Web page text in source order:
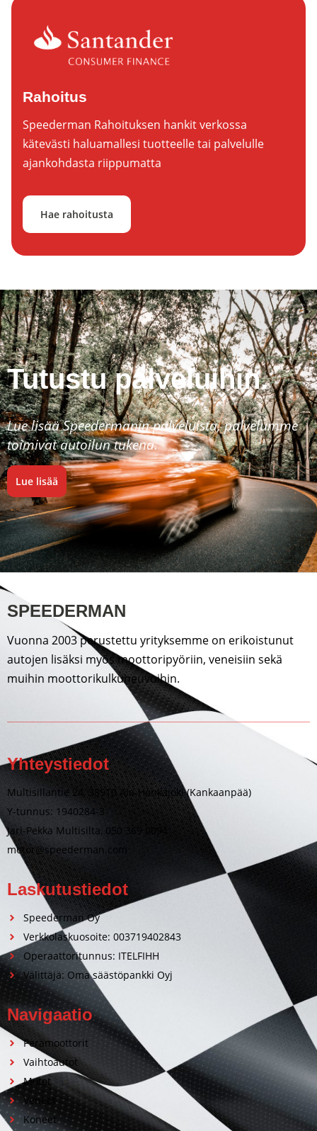
Rahoitus
Speederman Rahoituksen hankit verkossa
kätevästi haluamallesi tuotteelle tai palvelulle
ajankohdasta riippumatta
Hae rahoitusta
Tutustu palveluihin.
Lue lisää Speedermanin palveluista, palvelumme
toimivat autoilun tukena.
Lue lisää
SPEEDERMAN
Vuonna 2003 perustettu yrityksemme on erikoistunut
autojen lisäksi myös moottoripyöriin, veneisiin sekä
muihin moottorikulkuneuvoihin.
Yhteystiedot
Multisillantie 24, 38910 Ala-Honkajoki (Kankaanpää)
Y-tunnus: 1940284-3
Jari-Pekka Multisilta, 050 369 0094
motor@speederman.com
Laskutustiedot
Speederman Oy
Verkkolaskuosoite: 003719402843
Operaattoritunnus: ITELFIHH
Välittäjä: Oma säästöpankki Oyj
Navigaatio
Perämoottorit
Vaihtoautot
Motot
Veneet
Koneet